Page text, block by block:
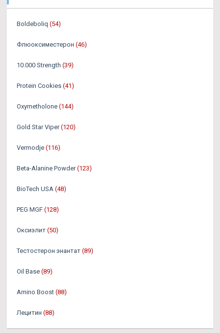
Boldeboliq (54)
Флюоксиместерон (46)
10.000 Strength (39)
Protein Cookies (41)
Oxymetholone (144)
Gold Star Viper (120)
Vermodje (116)
Beta-Alanine Powder (123)
BioTech USA (48)
PEG MGF (128)
Оксиэлит (50)
Тестостерон энантат (89)
Oil Base (89)
Amino Boost (88)
Лецитин (88)